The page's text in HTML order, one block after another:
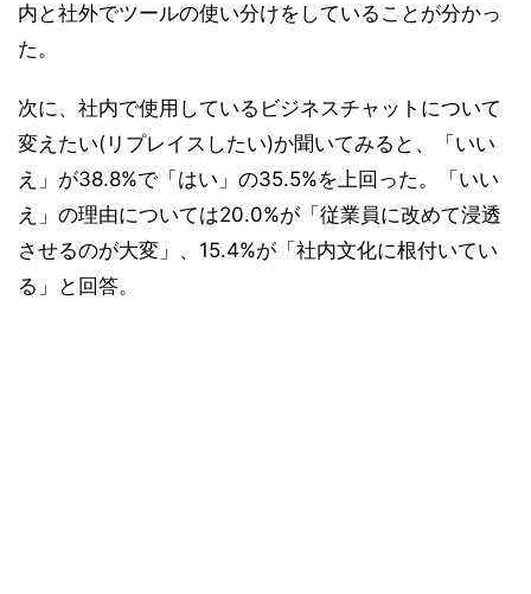
内と社外でツールの使い分けをしていることが分かっ
た。
次に、社内で使用しているビジネスチャットについて
変えたい(リプレイスしたい)か聞いてみると、「いい
え」が38.8%で「はい」の35.5%を上回った。「いい
え」の理由については20.0%が「従業員に改めて浸透
させるのが大変」、15.4%が「社内文化に根付いてい
る」と回答。